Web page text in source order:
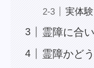
実体
霊障に合
霊障かど